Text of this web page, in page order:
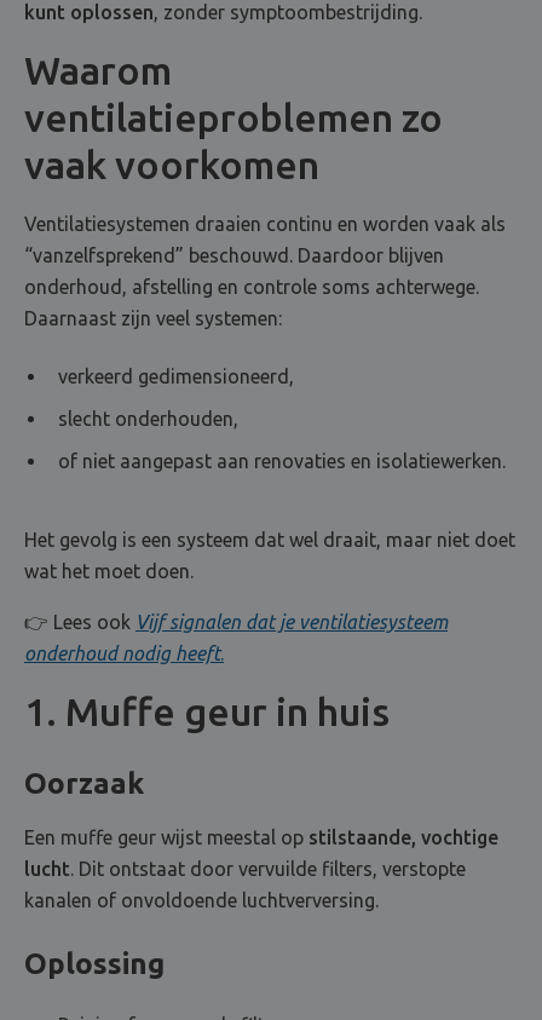
kunt oplossen, zonder symptoombestrijding.
Waarom
ventilatieproblemen zo
vaak voorkomen
Ventilatiesystemen draaien continu en worden vaak als
“vanzelfsprekend” beschouwd. Daardoor blijven
onderhoud, afstelling en controle soms achterwege.
Daarnaast zijn veel systemen:
verkeerd gedimensioneerd,
slecht onderhouden,
of niet aangepast aan renovaties en isolatiewerken.
Het gevolg is een systeem dat wel draait, maar niet doet
wat het moet doen.
👉 Lees ook Vijf signalen dat je ventilatiesysteem
onderhoud nodig heeft.
1. Muffe geur in huis
Oorzaak
Een muffe geur wijst meestal op stilstaande, vochtige
lucht. Dit ontstaat door vervuilde filters, verstopte
kanalen of onvoldoende luchtverversing.
Oplossing